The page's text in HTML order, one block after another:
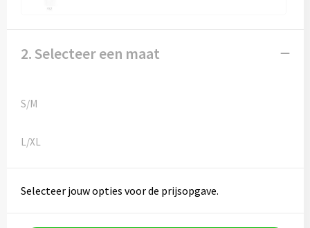
Bivakmuts test
2. Selecteer een maat
S/M
L/XL
Selecteer jouw opties voor de prijsopgave.